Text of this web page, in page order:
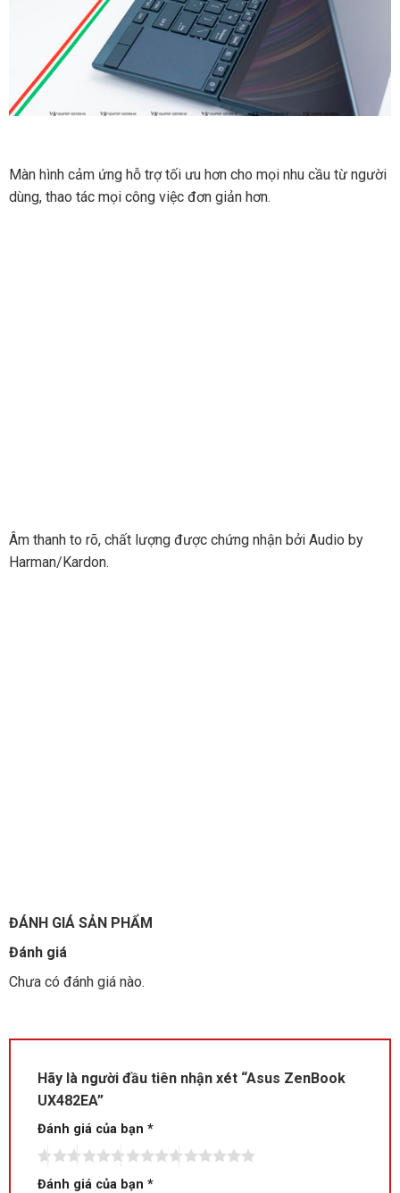
Màn hình cảm ứng hỗ trợ tối ưu hơn cho mọi nhu cầu từ người
dùng, thao tác mọi công việc đơn giản hơn.
Âm thanh to rõ, chất lượng được chứng nhận bởi Audio by
Harman/Kardon.
ĐÁNH GIÁ SẢN PHẨM
Đánh giá
Chưa có đánh giá nào.
Hãy là người đầu tiên nhận xét “Asus ZenBook
UX482EA”
Đánh giá của bạn *
Đánh giá của bạn *